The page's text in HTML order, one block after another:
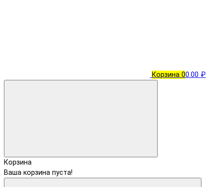
Корзина 00.00 ₽
Корзина
Ваша корзина пуста!